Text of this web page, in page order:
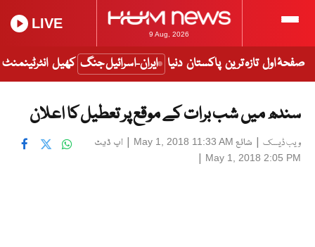
9 Aug, 2026
LIVE
صفحۂ اول تازہ ترین پاکستان دنیا ایران-اسرائیل جنگ کھیل انٹرٹینمنٹ
سندھ میں شب برات کے موقع پر تعطیل کا اعلان
ویب ڈیسک | شائع May 1, 2018 11:33 AM
| اپ ڈیٹ
May 1, 2018 2:05 PM
|